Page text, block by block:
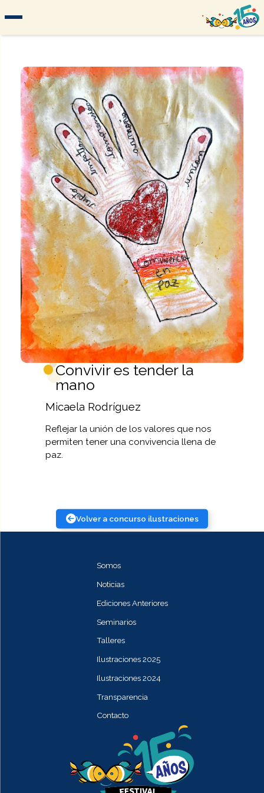
Volver a concurso ilustraciones
Convivir es tender la
mano
Micaela Rodríguez
Reflejar la unión de los valores que nos
permiten tener una convivencia llena de
paz.
Somos
Noticias
Ediciones Anteriores
Seminarios
Talleres
Ilustraciones 2025
Ilustraciones 2024
Transparencia
Contacto